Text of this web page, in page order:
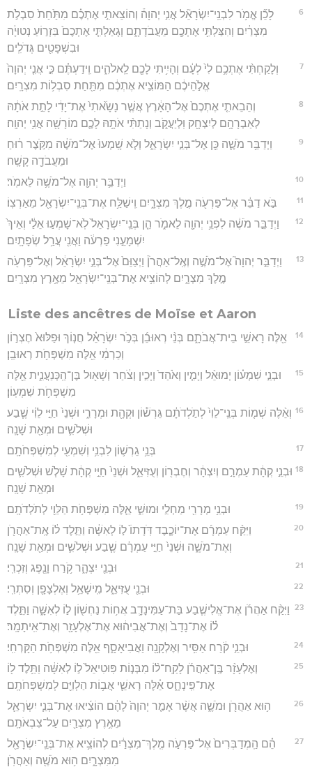
6
לָכֵ֞ן אֱמֹ֥ר לִבְנֵֽי־יִשְׂרָאֵ֘ל אֲנִ֣י יְהוָה֒ וְהוֹצֵאתִ֣י אֶתְכֶ֗ם מִתַּ֙חַת֙ סִבְלֹ֣ת
מִצְרַ֔יִם וְהִצַּלְתִּ֥י אֶתְכֶ֖ם מֵעֲבֹדָתָ֑ם וְגָאַלְתִּ֤י אֶתְכֶם֙ בִּזְר֣וֹעַ נְטוּיָ֔ה
וּבִשְׁפָטִ֖ים גְּדֹלִֽים׃
7
וְלָקַחְתִּ֨י אֶתְכֶ֥ם לִי֙ לְעָ֔ם וְהָיִ֥יתִי לָכֶ֖ם לֵֽאלֹהִ֑ים וִֽידַעְתֶּ֗ם כִּ֣י אֲנִ֤י יְהוָה֙
אֱלֹ֣הֵיכֶ֔ם הַמּוֹצִ֣יא אֶתְכֶ֔ם מִתַּ֖חַת סִבְל֥וֹת מִצְרָֽיִם׃
8
וְהֵבֵאתִ֤י אֶתְכֶם֙ אֶל־הָאָ֔רֶץ אֲשֶׁ֤ר נָשָׂ֙אתִי֙ אֶת־יָדִ֔י לָתֵ֣ת אֹתָ֔הּ
לְאַבְרָהָ֥ם לְיִצְחָ֖ק וּֽלְיַעֲקֹ֑ב וְנָתַתִּ֨י אֹתָ֥הּ לָכֶ֛ם מוֹרָשָׁ֖ה אֲנִ֥י יְהוָֽה׃
9
וַיְדַבֵּ֥ר מֹשֶׁ֛ה כֵּ֖ן אֶל־בְּנֵ֣י יִשְׂרָאֵ֑ל וְלֹ֤א שָֽׁמְעוּ֙ אֶל־מֹשֶׁ֔ה מִקֹּ֣צֶר ר֔וּחַ
וּמֵעֲבֹדָ֖ה קָשָֽׁה׃
10 וַיְדַבֵּ֥ר יְהוָ֖ה אֶל־מֹשֶׁ֥ה לֵּאמֹֽר׃
11 בֹּ֣א דַבֵּ֔ר אֶל־פַּרְעֹ֖ה מֶ֣לֶךְ מִצְרָ֑יִם וִֽישַׁלַּ֥ח אֶת־בְּנֵֽי־יִשְׂרָאֵ֖ל מֵאַרְצֽוֹ׃
12
וַיְדַבֵּ֣ר מֹשֶׁ֔ה לִפְנֵ֥י יְהוָ֖ה לֵאמֹ֑ר הֵ֤ן בְּנֵֽי־יִשְׂרָאֵל֙ לֹֽא־שָׁמְע֣וּ אֵלַ֔י וְאֵיךְ֙
יִשְׁמָעֵ֣נִי פַרְעֹ֔ה וַאֲנִ֖י עֲרַ֥ל שְׂפָתָֽיִם׃
13
וַיְדַבֵּ֣ר יְהוָה֮ אֶל־מֹשֶׁ֣ה וְאֶֽל־אַהֲרֹן֒ וַיְצַוֵּם֙ אֶל־בְּנֵ֣י יִשְׂרָאֵ֔ל וְאֶל־פַּרְעֹ֖ה
מֶ֣לֶךְ מִצְרָ֑יִם לְהוֹצִ֥יא אֶת־בְּנֵֽי־יִשְׂרָאֵ֖ל מֵאֶ֥רֶץ מִצְרָֽיִם׃
Liste des ancêtres de Moïse et Aaron
14
אֵ֖לֶּה רָאשֵׁ֣י בֵית־אֲבֹתָ֑ם בְּנֵ֨י רְאוּבֵ֜ן בְּכֹ֣ר יִשְׂרָאֵ֗ל חֲנ֤וֹךְ וּפַלּוּא֙ חֶצְר֣וֹן
וְכַרְמִ֔י אֵ֖לֶּה מִשְׁפְּחֹ֥ת רְאוּבֵֽן׃
15
וּבְנֵ֣י שִׁמְע֗וֹן יְמוּאֵ֨ל וְיָמִ֤ין וְאֹ֙הַד֙ וְיָכִ֣ין וְצֹ֔חַר וְשָׁא֖וּל בֶּן־הַֽכְּנַעֲנִ֑ית אֵ֖לֶּה
מִשְׁפְּחֹ֥ת שִׁמְעֽוֹן׃
16 וְאֵ֨לֶּה שְׁמ֤וֹת בְּנֵֽי־לֵוִי֙ לְתֹ֣לְדֹתָ֔ם גֵּרְשׁ֕וֹן וּקְהָ֖ת וּמְרָרִ֑י וּשְׁנֵי֙ חַיֵּ֣י לֵוִ֔י שֶׁ֧בַע
וּשְׁלֹשִׁ֛ים וּמְאַ֖ת שָׁנָֽה׃
17 בְּנֵ֥י גֵרְשׁ֛וֹן לִבְנִ֥י וְשִׁמְעִ֖י לְמִשְׁפְּחֹתָֽם׃
18 וּבְנֵ֣י קְהָ֔ת עַמְרָ֣ם וְיִצְהָ֔ר וְחֶבְר֖וֹן וְעֻזִּיאֵ֑ל וּשְׁנֵי֙ חַיֵּ֣י קְהָ֔ת שָׁלֹ֧שׁ וּשְׁלֹשִׁ֛ים
וּמְאַ֖ת שָׁנָֽה׃
19 וּבְנֵ֥י מְרָרִ֖י מַחְלִ֣י וּמוּשִׁ֑י אֵ֛לֶּה מִשְׁפְּחֹ֥ת הַלֵּוִ֖י לְתֹלְדֹתָֽם׃
20
וַיִּקַּ֨ח עַמְרָ֜ם אֶת־יוֹכֶ֤בֶד דֹּֽדָתוֹ֙ ל֣וֹ לְאִשָּׁ֔ה וַתֵּ֣לֶד ל֔וֹ אֶֽת־אַהֲרֹ֖ן
וְאֶת־מֹשֶׁ֑ה וּשְׁנֵי֙ חַיֵּ֣י עַמְרָ֔ם שֶׁ֧בַע וּשְׁלֹשִׁ֛ים וּמְאַ֖ת שָׁנָֽה׃
21 וּבְנֵ֖י יִצְהָ֑ר קֹ֥רַח וָנֶ֖פֶג וְזִכְרִֽי׃
22 וּבְנֵ֖י עֻזִּיאֵ֑ל מִֽישָׁאֵ֥ל וְאֶלְצָפָ֖ן וְסִתְרִֽי׃
23
וַיִּקַּ֨ח אַהֲרֹ֜ן אֶת־אֱלִישֶׁ֧בַע בַּת־עַמִּינָדָ֛ב אֲח֥וֹת נַחְשׁ֖וֹן ל֣וֹ לְאִשָּׁ֑ה וַתֵּ֣לֶד
ל֗וֹ אֶת־נָדָב֙ וְאֶת־אֲבִיה֔וּא אֶת־אֶלְעָזָ֖ר וְאֶת־אִֽיתָמָֽר׃
24 וּבְנֵ֣י קֹ֔רַח אַסִּ֥יר וְאֶלְקָנָ֖ה וַאֲבִיאָסָ֑ף אֵ֖לֶּה מִשְׁפְּחֹ֥ת הַקָּרְחִֽי׃
25
וְאֶלְעָזָ֨ר בֶּֽן־אַהֲרֹ֜ן לָקַֽח־ל֨וֹ מִבְּנ֤וֹת פּֽוּטִיאֵל֙ ל֣וֹ לְאִשָּׁ֔ה וַתֵּ֥לֶד ל֖וֹ
אֶת־פִּֽינְחָ֑ס אֵ֗לֶּה רָאשֵׁ֛י אֲב֥וֹת הַלְוִיִּ֖ם לְמִשְׁפְּחֹתָֽם׃
26
ה֥וּא אַהֲרֹ֖ן וּמֹשֶׁ֑ה אֲשֶׁ֨ר אָמַ֤ר יְהוָה֙ לָהֶ֔ם הוֹצִ֜יאוּ אֶת־בְּנֵ֧י יִשְׂרָאֵ֛ל
מֵאֶ֥רֶץ מִצְרַ֖יִם עַל־צִבְאֹתָֽם׃
27
הֵ֗ם הַֽמְדַבְּרִים֙ אֶל־פַּרְעֹ֣ה מֶֽלֶךְ־מִצְרַ֔יִם לְהוֹצִ֥יא אֶת־בְּנֵֽי־יִשְׂרָאֵ֖ל
מִמִּצְרָ֑יִם ה֥וּא מֹשֶׁ֖ה וְאַהֲרֹֽן׃